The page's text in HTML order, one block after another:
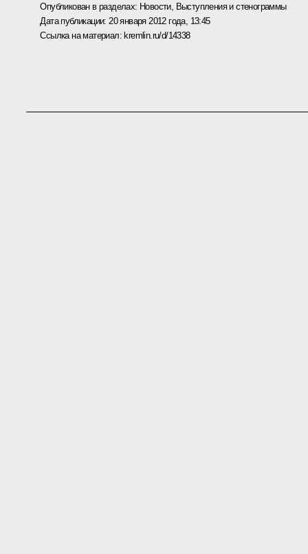
Опубликован в разделах: Новости, Выступления и стенограммы
Дата публикации: 20 января 2012 года, 13:45
Ссылка на материал: kremlin.ru/d/14338